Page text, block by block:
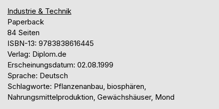
Industrie & Technik
Paperback
84 Seiten
ISBN-13: 9783838616445
Verlag: Diplom.de
Erscheinungsdatum: 02.08.1999
Sprache: Deutsch
Schlagworte: Pflanzenanbau, biosphären,
Nahrungsmittelproduktion, Gewächshäuser, Mond